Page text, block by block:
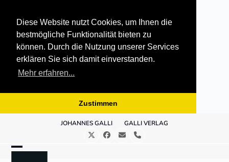
Diese Website nutzt Cookies, um Ihnen die
bestmögliche Funktionalität bieten zu
können. Durch die Nutzung unserer Services
erklären Sie sich damit einverstanden.
Mehr erfahren...
Zustimmen
JOHANNES GALLI GALLI VERLAG
TwitterFacebook
E- Telefon